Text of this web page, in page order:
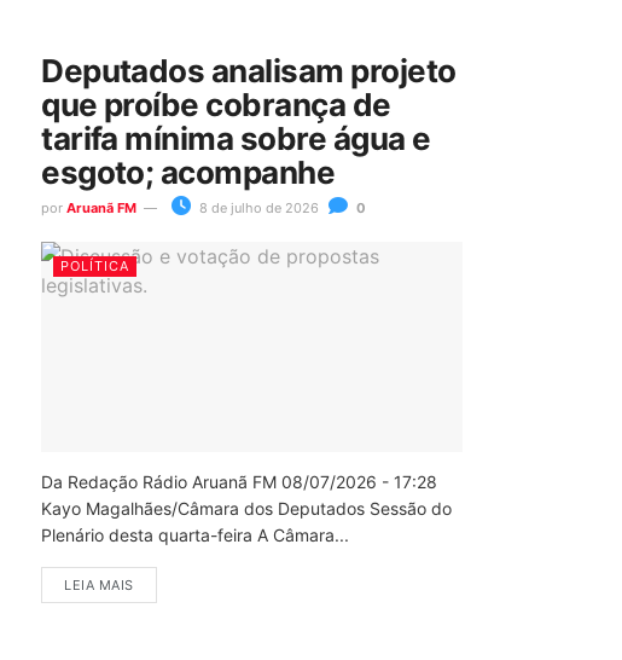
Deputados analisam projeto
que proíbe cobrança de
tarifa mínima sobre água e
esgoto; acompanhe
por Aruanã FM 8 de julho de 2026 0
POLÍTICA
Da Redação Rádio Aruanã FM 08/07/2026 - 17:28
Kayo Magalhães/Câmara dos Deputados Sessão do
Plenário desta quarta-feira A Câmara...
LEIA MAIS